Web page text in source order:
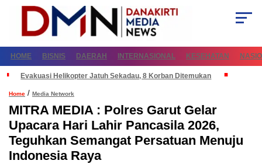
HOME BISNIS DAERAH INTERNASIONAL KESEHATAN
Evakuasi Helikopter Jatuh Sekadau, 8 Korban Ditemukan
Home / Media Network
MITRA MEDIA : Polres Garut Gelar
Upacara Hari Lahir Pancasila 2026,
Teguhkan Semangat Persatuan Menuju
Indonesia Raya